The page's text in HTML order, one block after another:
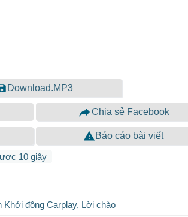
Download.MP3
Chia sẻ Facebook
Báo cáo bài viết
10 giây
Khởi động Carplay, Lời chào